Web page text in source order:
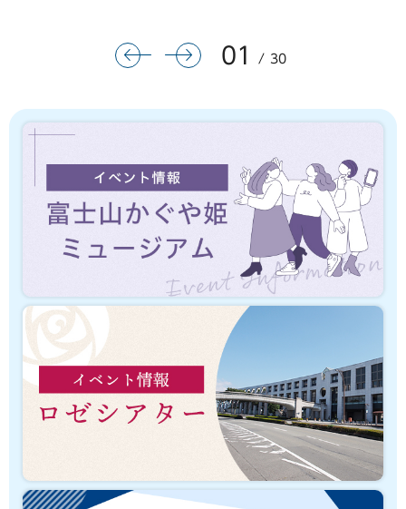
前のスライドを表示
次のスライドを表示
01 30